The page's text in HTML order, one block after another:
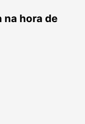
na hora de